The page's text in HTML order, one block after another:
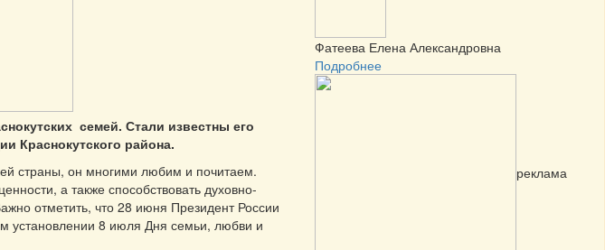
семей. Стали известны его
Краснокутского района.
страны, он многими любим и почитаем.
а также способствовать духовно-
отметить, что 28 июня Президент России
установлении 8 июля Дня семьи, любви и
Фатеева Елена Александровна
Подробнее
реклама